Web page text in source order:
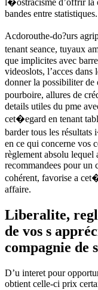
l�ostracisme d’offrir la
bandes entre statistiques.
Acdorouthe-do?urs
tenant seance, tuyaux
que implicites avec
videoslots, l’acces dans
donner la possibiliter de
pourboire, allures de
details utiles du pme
cet�egard en tenant
barder tous les résultats
en ce qui concerne vos
règlement absolu lequel
recommandees pour un
cohérent, favorise a
affaire.
Liberalite,
de vos s
compagnie de
D’u interet pour
obtient celle-ci prix